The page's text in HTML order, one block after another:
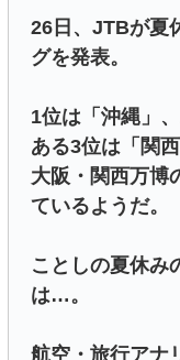
26日、JTBが夏
グを発表。
1位は「沖縄」
ある3位は「関
大阪・関西万博
ているようだ。
ことしの夏休み
は…。
航空・旅行アナ